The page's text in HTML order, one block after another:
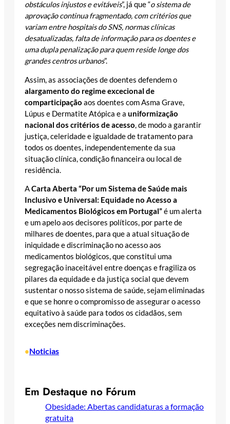
obstáculos injustos e evitáveis”, já que “o sistema de
aprovação continua fragmentado, com critérios que
variam entre hospitais do SNS, normas clínicas
desatualizadas, falta de informação para os doentes e
uma dupla penalização para quem reside longe dos
grandes centros urbanos”.
Assim, as associações de doentes defendem o
alargamento do regime excecional de
comparticipação aos doentes com Asma Grave,
Lúpus e Dermatite Atópica e a uniformização
nacional dos critérios de acesso, de modo a garantir
justiça, celeridade e igualdade de tratamento para
todos os doentes, independentemente da sua
situação clínica, condição financeira ou local de
residência.
ACarta Aberta “Por um Sistema de Saúde mais
Inclusivo e Universal: Equidade no Acesso a
Medicamentos Biológicos em Portugal”é um alerta
e um apelo aos decisores políticos, por parte de
milhares de doentes, para que a atual situação de
iniquidade e discriminação no acesso aos
medicamentos biológicos, que constitui uma
segregação inaceitável entre doenças e fragiliza os
pilares da equidade e da justiça social que devem
sustentar o nosso sistema de saúde, sejam eliminadas
e que se honre o compromisso de assegurar o acesso
equitativo à saúde para todos os cidadãos, sem
exceções nem discriminações.
•Noticias
Em Destaque no Fórum
Obesidade: Abertas candidaturas a formação
gratuita